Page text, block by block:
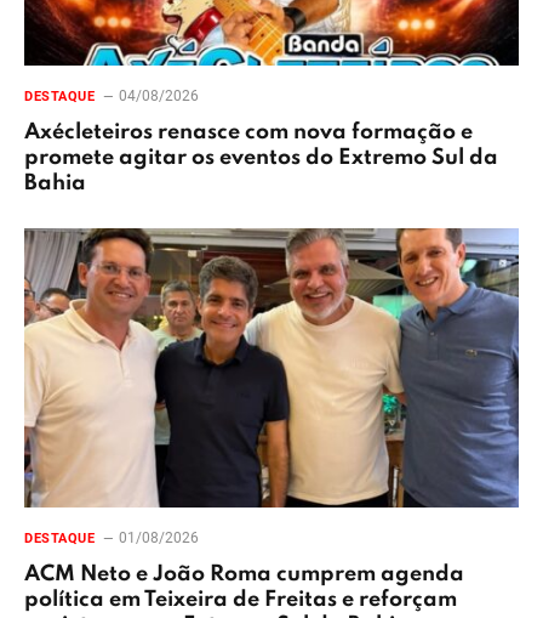
DESTAQUE 04/08/2026
Axécleteiros renasce com nova formação e
promete agitar os eventos do Extremo Sul da
Bahia
DESTAQUE 01/08/2026
ACM Neto e João Roma cumprem agenda
política em Teixeira de Freitas e reforçam